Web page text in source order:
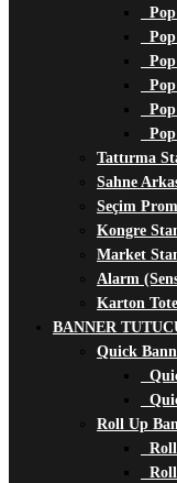
Tattırma
Sahne
Seçim
Kongre
Market
Alarm
Karton
BANNER
Quick
Roll Up